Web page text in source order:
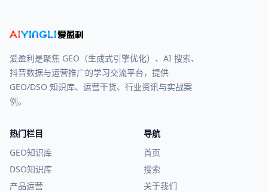
爱盈利是聚焦 GEO（生成式引擎优化）、AI 搜索、
抖音数据与运营推广的学习交流平台，提供
GEO/DSO 知识库、运营干货、行业资讯与实战案
例。
热门栏目
GEO知识库
DSO知识库
产品运营
导航
首页
搜索
关于我们